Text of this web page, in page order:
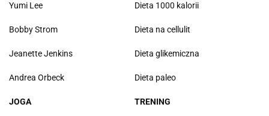
Yumi Lee
Bobby Strom
Jeanette Jenkins
Andrea Orbeck
Dieta 1000 kalorii
Dieta na cellulit
Dieta glikemiczna
Dieta paleo
JOGA TRENING